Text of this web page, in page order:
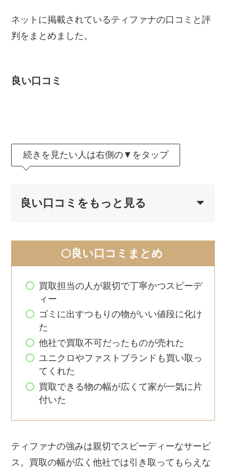
ネットに掲載されているティファナの口コミと評
判をまとめました。
良い口コミ
続きを見たい人は右側の▼をタップ
良い口コミをもっと見る
良い口コミまとめ
買取担当の人が親切で丁寧かつスピーデ
ィー
ゴミに出すつもりの物がいい値段に化け
た
他社で買取不可だったものが売れた
ユニクロやファストブランドも買い取っ
てくれた
買取できる物の幅が広くて家が一気に片
付いた
ティファナの強みは親切でスピーディーなサービ
ス。買取の幅が広く他社では引き取ってもらえな